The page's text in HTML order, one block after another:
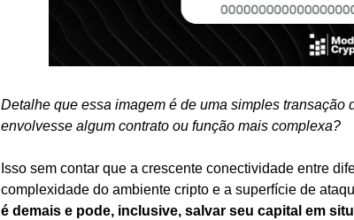
Detalhe que essa imagem é de uma simples transação
envolvesse algum contrato ou função mais complexa?
Isso sem contar que a crescente conectividade entre
complexidade do ambiente cripto e a superfície de
é demais e pode, inclusive, salvar seu capital em